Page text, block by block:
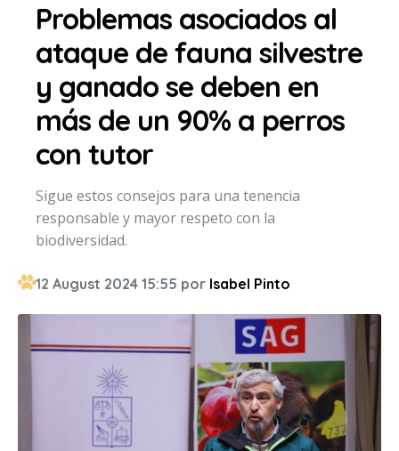
Problemas asociados al
ataque de fauna silvestre
y ganado se deben en
más de un 90% a perros
con tutor
Sigue estos consejos para una tenencia
responsable y mayor respeto con la
biodiversidad.
12 August 2024 15:55 por Isabel Pinto